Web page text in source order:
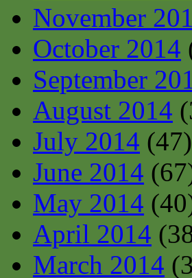
November
October 2014
September
August 2014
July 2014 (47)
June 2014
May 2014
April 2014
March 2014